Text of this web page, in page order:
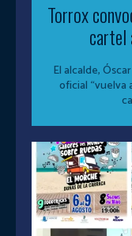
Torrox
cartel
El alcalde,
oficial “vuelva